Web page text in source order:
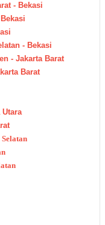
- Bekasi
- Bekasi
- Jakarta Barat
Barat